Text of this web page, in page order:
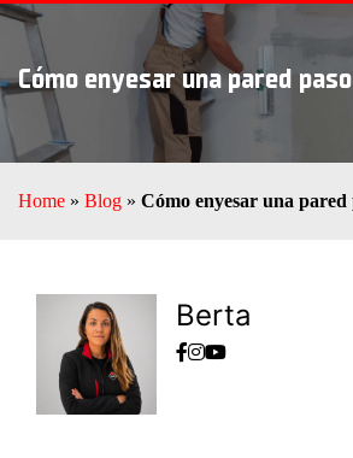
INICIO
TRUCOS Y CONSEJOS
IDEAS Y PROYECTOS
HERRAMIENTAS RUBI
Cómo enyesar una pared
Home » Blog » Cómo enyesar una pared
Berta